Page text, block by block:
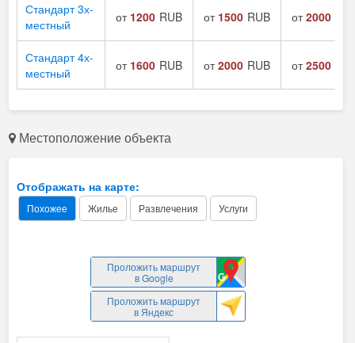
Стандарт 3х-
местный
от 1200 RUB от 1500 RUB от2000
Стандарт 4х-
местный
от 1600 RUB от2000 RUB от2500
Местоположение объекта
Отображать на карте:
Похожее Жилье Развлечения Услуги
Проложить маршрут
в Google
Проложить маршрут
в Яндекс